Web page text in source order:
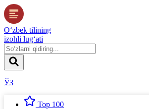
O‘zbek tilining
izohli lug‘ati
ЎЗ
Top 100